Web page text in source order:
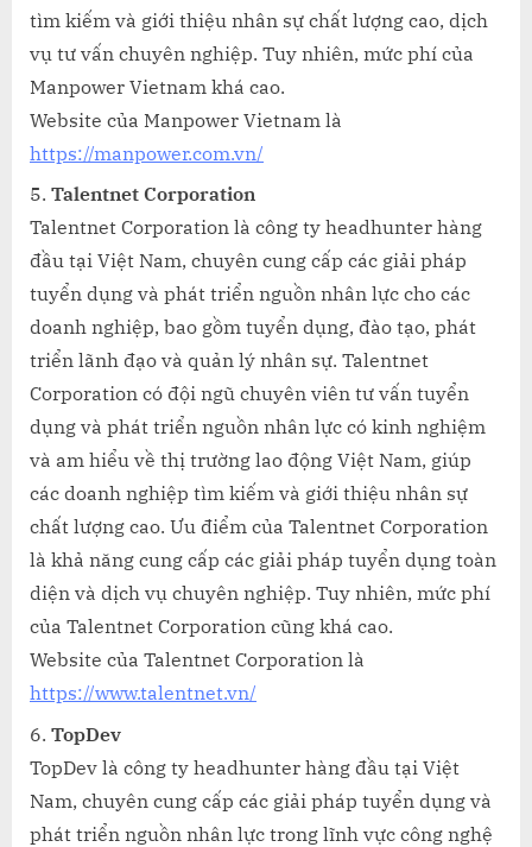
tìm kiếm và giới thiệu nhân sự chất lượng cao, dịch
vụ tư vấn chuyên nghiệp. Tuy nhiên, mức phí của
Manpower Vietnam khá cao.
Website của Manpower Vietnam là
https://manpower.com.vn/
Talentnet Corporation
Talentnet Corporation là công ty headhunter hàng
đầu tại Việt Nam, chuyên cung cấp các giải pháp
tuyển dụng và phát triển nguồn nhân lực cho các
doanh nghiệp, bao gồm tuyển dụng, đào tạo, phát
triển lãnh đạo và quản lý nhân sự. Talentnet
Corporation có đội ngũ chuyên viên tư vấn tuyển
dụng và phát triển nguồn nhân lực có kinh nghiệm
và am hiểu về thị trường lao động Việt Nam, giúp
các doanh nghiệp tìm kiếm và giới thiệu nhân sự
chất lượng cao. Ưu điểm của Talentnet Corporation
là khả năng cung cấp các giải pháp tuyển dụng toàn
diện và dịch vụ chuyên nghiệp. Tuy nhiên, mức phí
của Talentnet Corporation cũng khá cao.
Website của Talentnet Corporation là
https://www.talentnet.vn/
TopDev
TopDev là công ty headhunter hàng đầu tại Việt
Nam, chuyên cung cấp các giải pháp tuyển dụng và
phát triển nguồn nhân lực trong lĩnh vực công nghệ